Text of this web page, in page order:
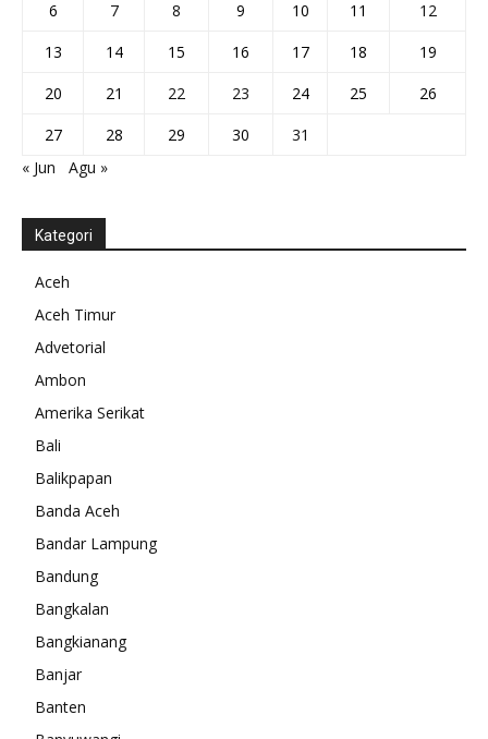
6
7 8 9 10 11
12
13
14 15 16 17 18
19
20
21 22 23 24 25
26
27
28 29 30
31
« Jun
Agu »
Kategori
Aceh
Aceh Timur
Advetorial
Ambon
Amerika Serikat
Bali
Balikpapan
Banda Aceh
Bandar Lampung
Bandung
Bangkalan
Bangkianang
Banjar
Banten